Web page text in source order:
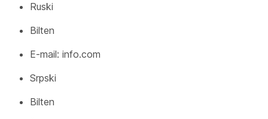
Ruski
Bilten
E-mail: info.com
Srpski
Bilten